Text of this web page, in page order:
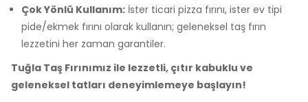
Çok Yönlü Kullanım: İster ticari pizza fırını, ister ev tipi
pide/ekmek fırını olarak kullanın; geleneksel taş fırın
lezzetini her zaman garantiler.
Tuğla Taş Fırınımız ile lezzetli, çıtır kabuklu ve
geleneksel tatları deneyimlemeye başlayın!